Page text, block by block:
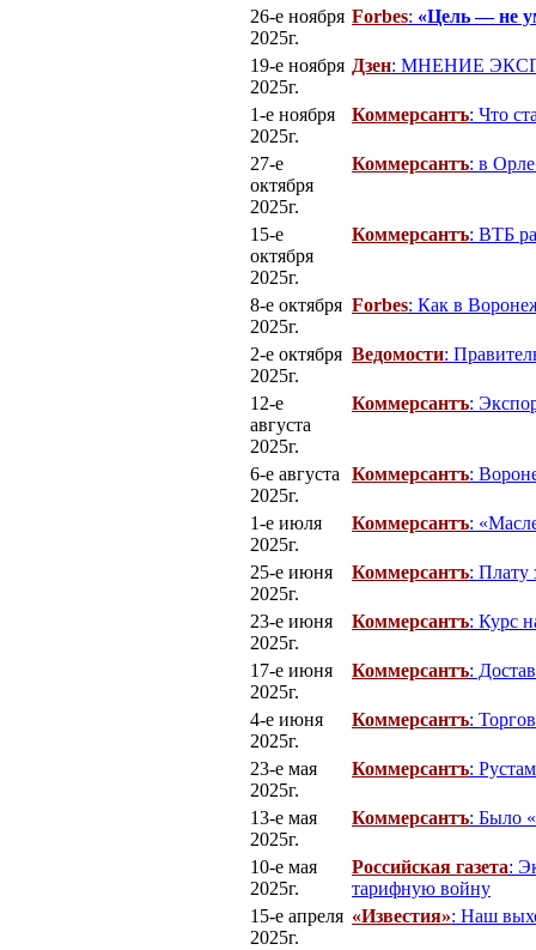
26-е ноября
2025г.
Forbes: «Цель — не
19-е ноября
2025г.
Дзен: МНЕНИЕ
1-е ноября
2025г.
Коммерсантъ: Что
27-е
октября
2025г.
Коммерсантъ: в
15-е
октября
2025г.
Коммерсантъ: ВТБ
8-е октября
2025г.
Forbes: Как в
2-е октября
2025г.
Ведомости:
12-е
августа
2025г.
Коммерсантъ:
6-е августа
2025г.
Коммерсантъ:
1-е июля
2025г.
Коммерсантъ:
25-е июня
2025г.
Коммерсантъ: Плату
23-е июня
2025г.
Коммерсантъ: Курс
17-е июня
2025г.
Коммерсантъ:
4-е июня
2025г.
Коммерсантъ:
23-е мая
2025г.
Коммерсантъ:
13-е мая
2025г.
Коммерсантъ: Было
10-е мая
2025г.
Российская газета:
тарифную войну
15-е апреля
2025г.
«Известия»: Наш